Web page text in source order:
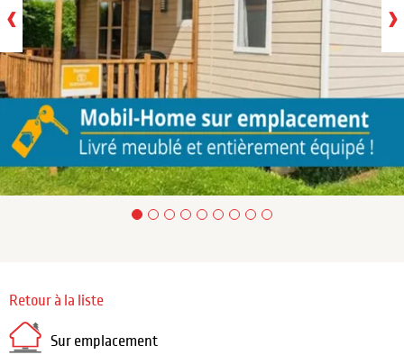
‹ ›
Retour à la liste
Sur emplacement